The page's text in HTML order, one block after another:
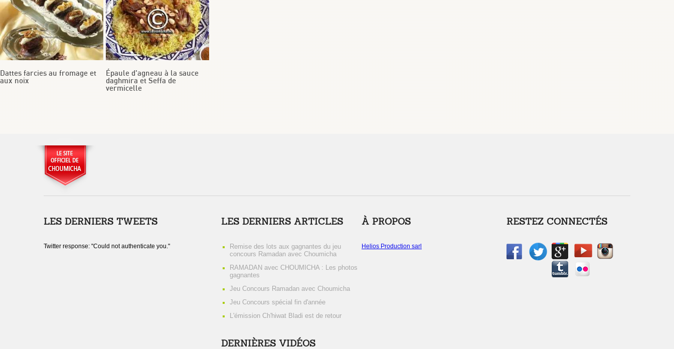
Dattes farcies au fromage et
aux noix
Épaule d'agneau à la sauce
daghmira et Seffa de
vermicelle
LES DERNIERS TWEETS
Twitter response: "Could not authenticate you."
LES DERNIERS ARTICLES
Remise des lots aux gagnantes du jeu
concours Ramadan avec Choumicha
RAMADAN avec CHOUMICHA : Les photos
gagnantes
Jeu Concours Ramadan avec Choumicha
Jeu Concours spécial fin d'année
L'émission Ch'hiwat Bladi est de retour
À PROPOS
Helios Production sarl
DERNIÈRES VIDÉOS
RESTEZ CONNECTÉS